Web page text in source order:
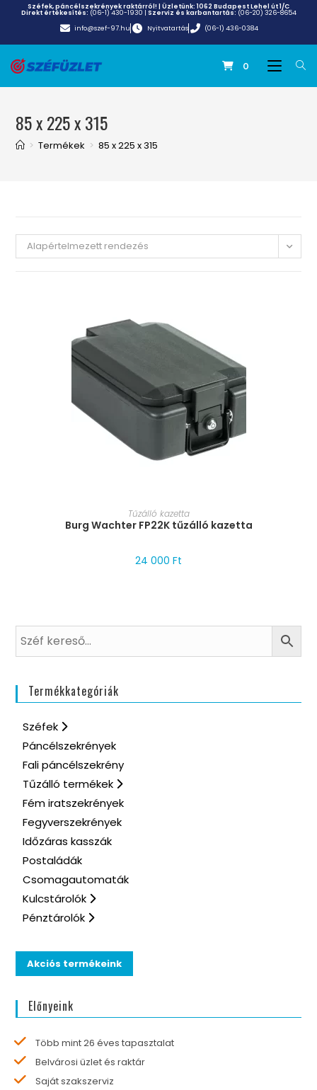
Széfek, páncélszekrények raktárról! | Üzletünk:1062 Budapest Lehel út 1/C
Direkt értékesítés: (06-1) 430-1930 | Szerviz és karbantartás: (06-20) 326-8654
info@szef-97.hu
Nyitvatartás (06-1) 436-0384
0
85 x 225 x 315
> Termékek > 85 x 225 x 315
Alapértelmezett rendezés
MÉRET VÁLASZTÁSA
Tűzálló kazetta
Burg Wachter FP22K tűzálló kazetta
24 000 Ft
Termékkategóriák
Széfek
Páncélszekrények
Fali páncélszekrény
Tűzálló termékek
Fém iratszekrények
Fegyverszekrények
Időzáras kasszák
Postaládák
Csomagautomaták
Kulcstárolók
Pénztárolók
Akciós termékeink
Előnyeink
Több mint 26 éves tapasztalat
Belvárosi üzlet és raktár
Saját szakszerviz